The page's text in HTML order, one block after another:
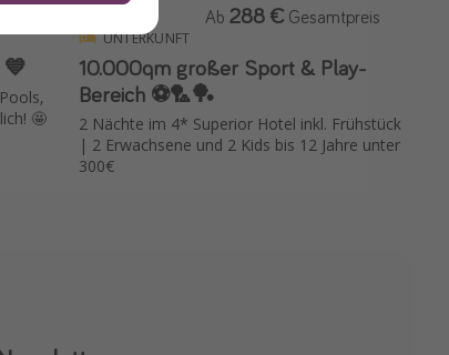
🤩
UNTERKUNFT
10.000qm großer Sport & Play-
Bereich ⚽️🏸🏓
2 Nächte im 4* Superior Hotel inkl. Frühstück
| 2 Erwachsene und 2 Kids bis 12 Jahre unter
300€
Ab 288 € Gesamtpreis